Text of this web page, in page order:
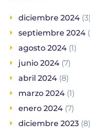
diciembre 2024 (3)
septiembre 2024
agosto 2024 (1)
junio 2024 (7)
abril 2024 (8)
marzo 2024 (1)
enero 2024 (7)
diciembre 2023 (8)